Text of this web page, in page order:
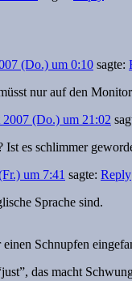
(Do.) um 0:10 sagte:
nur auf den
2007 (Do.) um 21:02
Ist es schlimmer
um 7:41 sagte: Reply
Sprache sind.
Schnupfen
das macht